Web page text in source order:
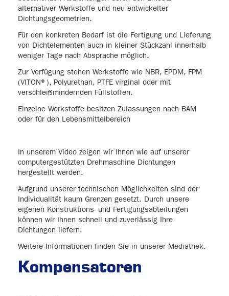
alternativer Werkstoffe und neu entwickelter
Dichtungsgeometrien.
Für den konkreten Bedarf ist die Fertigung und Lieferung
von Dichtelementen auch in kleiner Stückzahl innerhalb
weniger Tage nach Absprache möglich.
Zur Verfügung stehen Werkstoffe wie NBR, EPDM, FPM
(VITON®), Polyurethan, PTFE virginal oder mit
verschleißmindernden Füllstoffen.
Einzelne Werkstoffe besitzen Zulassungen nach BAM
oder für den Lebensmittelbereich
In unserem Video zeigen wir Ihnen wie auf unserer
computergestützten Drehmaschine Dichtungen
hergestellt werden.
Aufgrund unserer technischen Möglichkeiten sind der
Individualität kaum Grenzen gesetzt. Durch unsere
eigenen Konstruktions- und Fertigungsabteilungen
können wir Ihnen schnell und zuverlässig Ihre
Dichtungen liefern.
Weitere Informationen finden Sie in unserer Mediathek.
Kompensatoren